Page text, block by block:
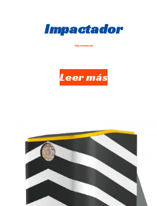
Impactador
Hay existencias
Leer más